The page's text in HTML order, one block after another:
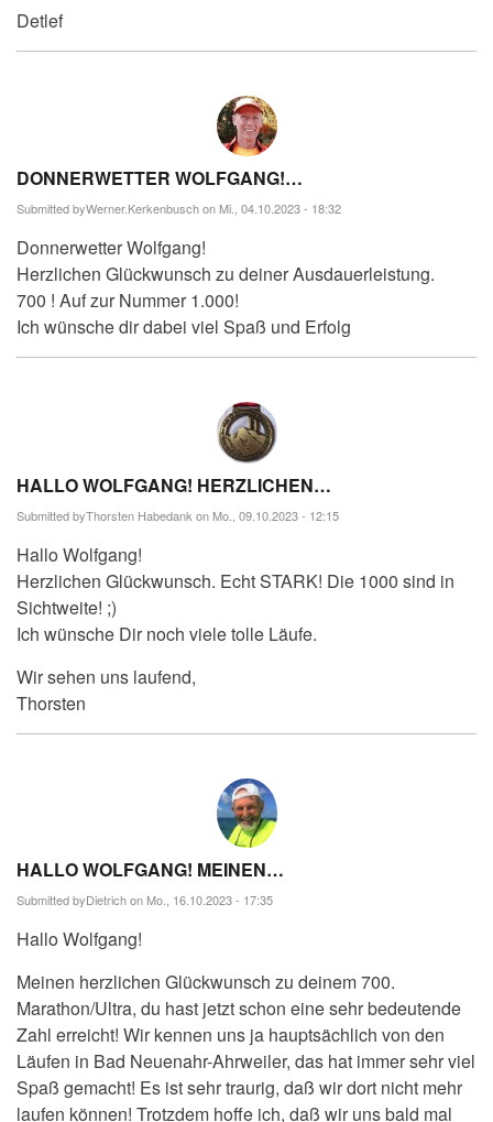
Detlef
DONNERWETTER WOLFGANG!…
Submitted byWerner.Kerkenbuschon Mi., 04.10.2023 - 18:32
Donnerwetter Wolfgang!
Herzlichen Glückwunsch zu deiner Ausdauerleistung.
700 ! Auf zur Nummer 1.000!
Ich wünsche dir dabei viel Spaß und Erfolg
HALLO WOLFGANG! HERZLICHEN…
Submitted byThorsten Habedank on Mo., 09.10.2023 - 12:15
Hallo Wolfgang!
Herzlichen Glückwunsch. Echt STARK! Die 1000 sind in
Sichtweite! ;)
Ich wünsche Dir noch viele tolle Läufe.
Wir sehen uns laufend,
Thorsten
HALLO WOLFGANG! MEINEN…
Submitted byDietrichon Mo., 16.10.2023 - 17:35
Hallo Wolfgang!
Meinen herzlichen Glückwunsch zu deinem 700.
Marathon/Ultra, du hast jetzt schon eine sehr bedeutende
Zahl erreicht! Wir kennen uns ja hauptsächlich von den
Läufen in Bad Neuenahr-Ahrweiler, das hat immer sehr viel
Spaß gemacht! Es ist sehr traurig, daß wir dort nicht mehr
laufen können! Trotzdem hoffe ich, daß wir uns bald mal